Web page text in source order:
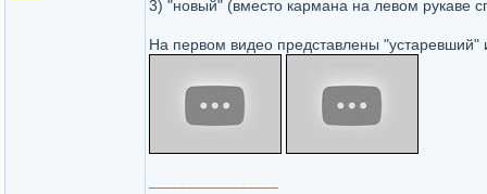
3) "новый" (вместо кармана на левом рукаве
На первом видео представлены